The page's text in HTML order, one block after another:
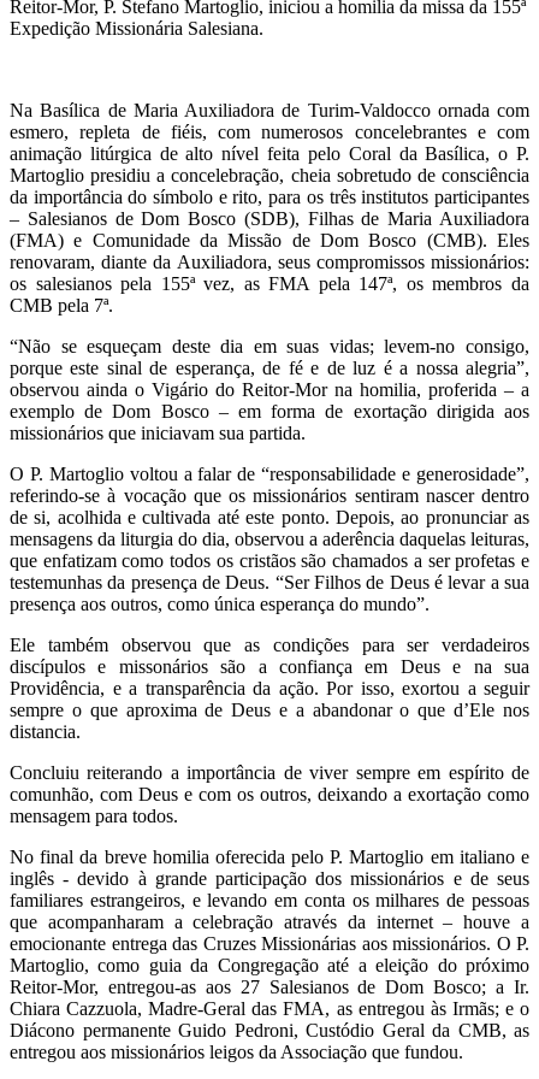
Reitor-Mor, P. Stefano Martoglio, iniciou a homilia da missa da 155ª
Expedição Missionária Salesiana.
Na Basílica de Maria Auxiliadora de Turim-Valdocco ornada com
esmero, repleta de fiéis, com numerosos concelebrantes e com
animação litúrgica de alto nível feita pelo Coral da Basílica, o P.
Martoglio presidiu a concelebração, cheia sobretudo de consciência
da importância do símbolo e rito, para os três institutos participantes
– Salesianos de Dom Bosco (SDB), Filhas de Maria Auxiliadora
(FMA) e Comunidade da Missão de Dom Bosco (CMB). Eles
renovaram, diante da Auxiliadora, seus compromissos missionários:
os salesianos pela 155ª vez, as FMA pela 147ª, os membros da
CMB pela 7ª.
“Não se esqueçam deste dia em suas vidas; levem-no consigo,
porque este sinal de esperança, de fé e de luz é a nossa alegria”,
observou ainda o Vigário do Reitor-Mor na homilia, proferida – a
exemplo de Dom Bosco – em forma de exortação dirigida aos
missionários que iniciavam sua partida.
O P. Martoglio voltou a falar de “responsabilidade e generosidade”,
referindo-se à vocação que os missionários sentiram nascer dentro
de si, acolhida e cultivada até este ponto. Depois, ao pronunciar as
mensagens da liturgia do dia, observou a aderência daquelas leituras,
que enfatizam como todos os cristãos são chamados a ser profetas e
testemunhas da presença de Deus. “Ser Filhos de Deus é levar a sua
presença aos outros, como única esperança do mundo”.
Ele também observou que as condições para ser verdadeiros
discípulos e missonários são a confiança em Deus e na sua
Providência, e a transparência da ação. Por isso, exortou a seguir
sempre o que aproxima de Deus e a abandonar o que d’Ele nos
distancia.
Concluiu reiterando a importância de viver sempre em espírito de
comunhão, com Deus e com os outros, deixando a exortação como
mensagem para todos.
No final da breve homilia oferecida pelo P. Martoglio em italiano e
inglês - devido à grande participação dos missionários e de seus
familiares estrangeiros, e levando em conta os milhares de pessoas
que acompanharam a celebração através da internet – houve a
emocionante entrega das Cruzes Missionárias aos missionários. O P.
Martoglio, como guia da Congregação até a eleição do próximo
Reitor-Mor, entregou-as aos 27 Salesianos de Dom Bosco; a Ir.
Chiara Cazzuola, Madre-Geral das FMA, as entregou às Irmãs; e o
Diácono permanente Guido Pedroni, Custódio Geral da CMB, as
entregou aos missionários leigos da Associação que fundou.